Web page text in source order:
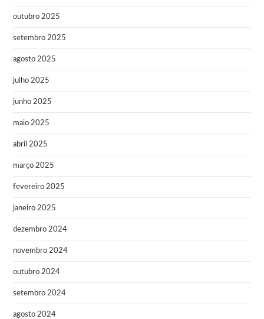
outubro 2025
setembro 2025
agosto 2025
julho 2025
junho 2025
maio 2025
abril 2025
março 2025
fevereiro 2025
janeiro 2025
dezembro 2024
novembro 2024
outubro 2024
setembro 2024
agosto 2024